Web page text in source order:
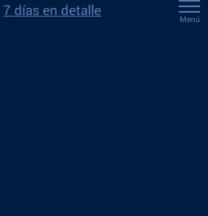
7 días en detalle
Menú